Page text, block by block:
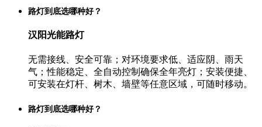
路灯到底选哪种好？
汉阳光能路灯
无需接线、安全可靠；对环境要求低、适应阴、雨天
气；性能稳定、全自动控制确保全年亮灯；安装便捷、
可安装在灯杆、树木、墙壁等任意区域，可随时移动。
路灯到底选哪种好？